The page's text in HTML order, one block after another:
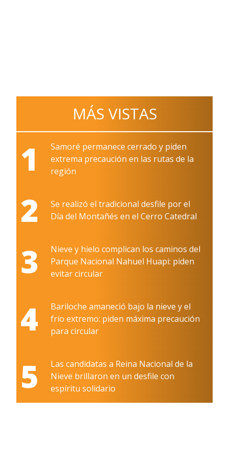
MÁS VISTAS
1
Samoré permanece cerrado y piden
extrema precaución en las rutas de la
región
2
Se realizó el tradicional desfile por el
Día del Montañés en el Cerro Catedral
3
Nieve y hielo complican los caminos del
Parque Nacional Nahuel Huapi: piden
evitar circular
4
Bariloche amaneció bajo la nieve y el
frío extremo: piden máxima precaución
para circular
5
Las candidatas a Reina Nacional de la
Nieve brillaron en un desfile con
espíritu solidario